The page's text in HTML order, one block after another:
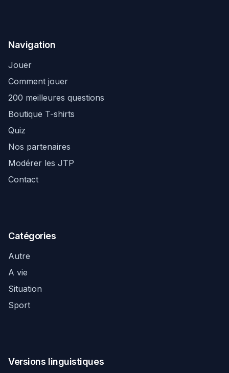
Navigation
Jouer
Comment jouer
200 meilleures questions
Boutique T-shirts
Quiz
Nos partenaires
Modérer les JTP
Contact
Catégories
Autre
A vie
Situation
Sport
Versions linguistiques